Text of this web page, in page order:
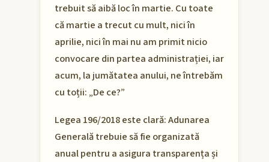
trebuit să aibă loc în martie. Cu toate
că martie a trecut cu mult, nici în
aprilie, nici în mai nu am primit nicio
convocare din partea administrației, iar
acum, la jumătatea anului, ne întrebăm
cu toții: „De ce?”
Legea 196/2018 este clară: Adunarea
Generală trebuie să fie organizată
anual pentru a asigura transparența și